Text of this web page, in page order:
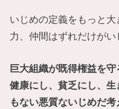
いじめの定義をもっと
力、仲間はずれだけがい
巨大組織が既得権益を
健康にし、貧乏にし、
もない悪質ないじめだ考